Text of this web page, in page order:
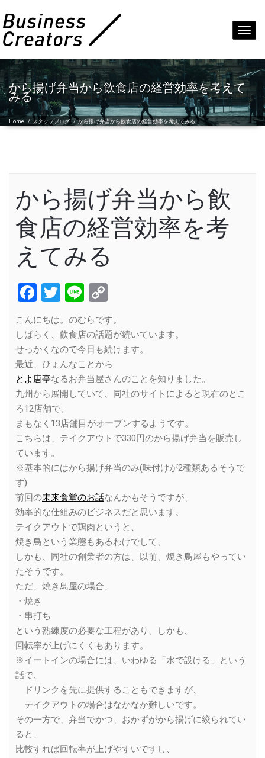
から揚げ弁当から飲食店の経営効率を考えて
みる
Home / スタッフブログ /から揚げ弁当から飲食店の経営効率を考えてみる
から揚げ弁当から飲
食店の経営効率を考
えてみる
Facebook
Twitter
Line
Link
こんにちは。のむらです。
しばらく、飲食店の話題が続いています。
せっかくなので今日も続けます。
最近、ひょんなことから
とよ唐亭なるお弁当屋さんのことを知りました。
九州から展開していて、同社のサイトによると現在のとこ
ろ12店舗で、
まもなく13店舗目がオープンするようです。
こちらは、テイクアウトで330円のから揚げ弁当を販売し
ています。
※基本的にはから揚げ弁当のみ(味付けが2種類あるそうで
す)
前回の未来食堂のお話なんかもそうですが、
効率的な仕組みのビジネスだと思います。
テイクアウトで鶏肉というと、
焼き鳥という業態もあるわけでして、
しかも、同社の創業者の方は、以前、焼き鳥屋もやってい
たそうです。
ただ、焼き鳥屋の場合、
・焼き
・串打ち
という熟練度の必要な工程があり、しかも、
回転率が上げにくくもあります。
※イートインの場合には、いわゆる「水で設ける」という
話で、
ドリンクを先に提供することもできますが、
テイクアウトの場合はなかなか難しいです。
その一方で、弁当でかつ、おかずがから揚げに絞られてい
ると、
比較すれば回転率が上げやすいですし、